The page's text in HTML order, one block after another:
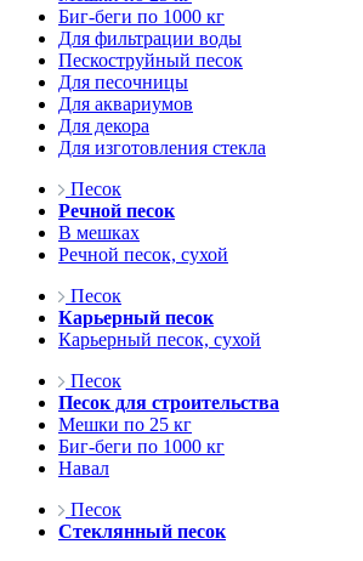
Биг-беги по 1000 кг
Для фильтрации воды
Пескоструйный песок
Для песочницы
Для аквариумов
Для декора
Для изготовления стекла
Песок
Речной песок
В мешках
Речной песок, сухой
Песок
Карьерный песок
Карьерный песок, сухой
Песок
Песок для строительства
Мешки по 25 кг
Биг-беги по 1000 кг
Навал
Песок
Стеклянный песок